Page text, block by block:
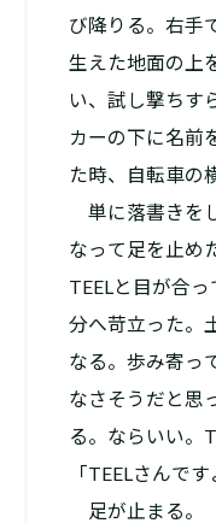
び降りる。右手
生えた地面の上
い、試し撃ちす
カーの下に名前
た時、自転車の
単に落書きを
なって足を止め
TEELと目が合
分へ苛立った。
なる。歩み寄っ
なさそうだと思
る。ならいい。
「TEELさんです
足が止まる。